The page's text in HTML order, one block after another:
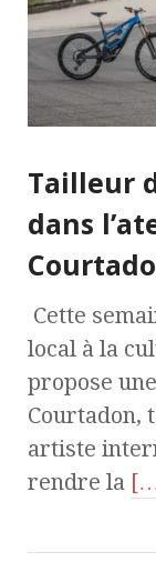
Tailleur
dans
Cette
local à la
propose
Courtadon,
artiste
rendre la